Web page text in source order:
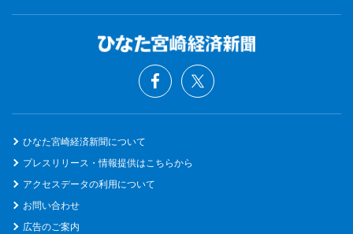
ひなた宮崎経済新聞について
プレスリリース・情報提供はこちらから
アクセスデータの利用について
お問い合わせ
広告のご案内